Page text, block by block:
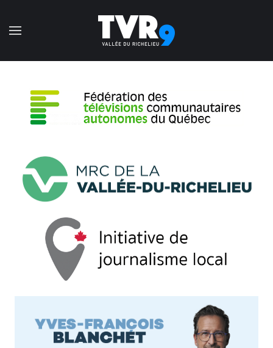
Accéder au contenu principal